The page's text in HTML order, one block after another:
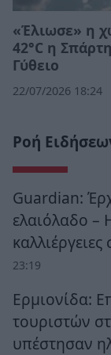
«Έλιωσε» η
42°C η
Γύθειο
22/07/2026 18:24
Ροή
Guardian:
ελαιόλαδο –
23:19
Ερμιονίδα:
τουριστών
υπέστησαν